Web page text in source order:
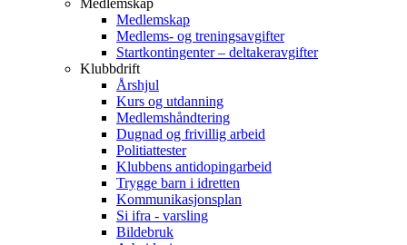
Medlemskap
Medlemskap
Medlems- og treningsavgifter
Startkontingenter – deltakeravgifter
Klubbdrift
Årshjul
Kurs og utdanning
Medlemshåndtering
Dugnad og frivillig arbeid
Politiattester
Klubbens antidopingarbeid
Trygge barn i idretten
Kommunikasjonsplan
Si ifra - varsling
Bildebruk